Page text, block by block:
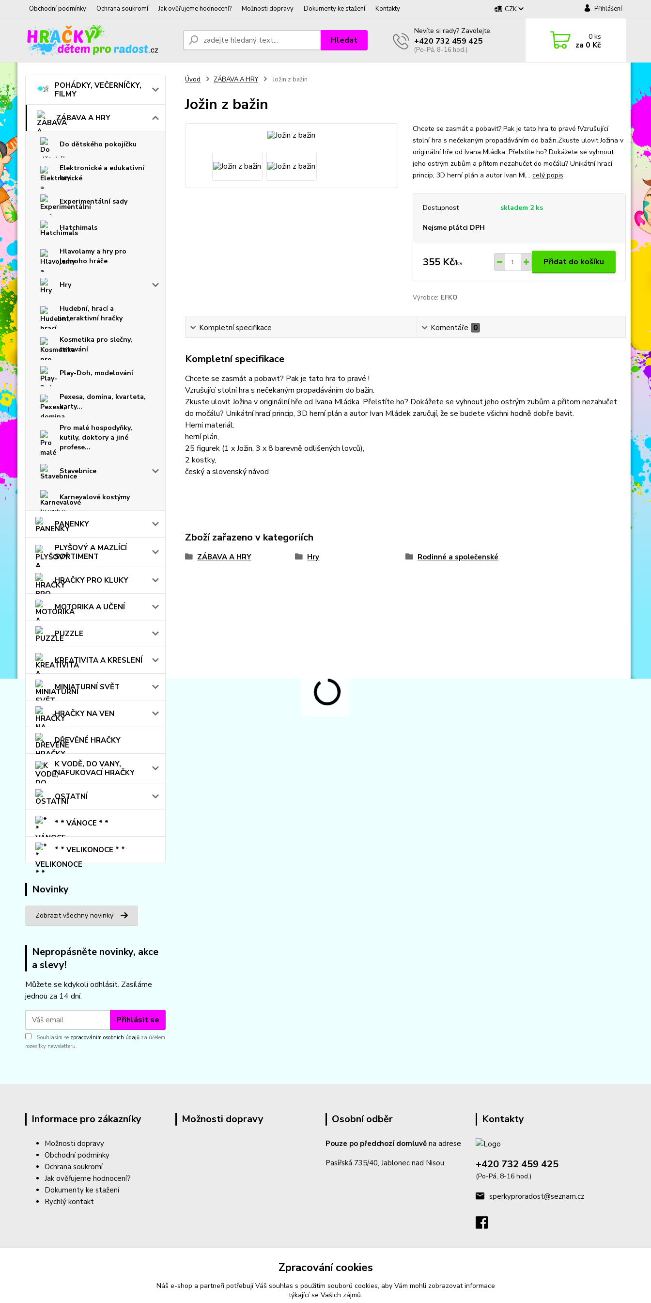
Obchodní podmínky Ochrana soukromí Jak ověřujeme hodnocení? Možnosti dopravy Dokumenty ke stažení Kontakty CZK Přihlášení
Hledat
Nevíte si rady? Zavolejte.
+420 732 459 425
(Po-Pá, 8-16 hod.)
0ks
za 0 Kč
POHÁDKY, VEČERNÍČKY,
FILMY
ZÁBAVA A HRY
Do dětského pokojíčku
Elektronické a edukativní
hry
Experimentální sady
Hatchimals
Hlavolamy a hry pro
jednoho hráče
Hry
Hudební, hrací a
interaktivní hračky
Kosmetika pro slečny,
tetování
Play-Doh, modelování
Pexesa, domina, kvarteta,
karty...
Pro malé hospodyňky,
kutily, doktory a jiné
profese...
Stavebnice
Karnevalové kostýmy
PANENKY
PLYŠOVÝ A MAZLÍCÍ
SORTIMENT
HRAČKY PRO KLUKY
MOTORIKA A UČENÍ
PUZZLE
KREATIVITA A KRESLENÍ
MINIATURNÍ SVĚT
HRAČKY NA VEN
DŘEVĚNÉ HRAČKY
K VODĚ, DO VANY,
NAFUKOVACÍ HRAČKY
OSTATNÍ
* * VÁNOCE * *
* * VELIKONOCE * *
Novinky
Zobrazit všechny novinky
Nepropásněte novinky, akce
a slevy!
Můžete se kdykoli odhlásit. Zasíláme
jednou za 14 dní.
Přihlásit se
Souhlasím se zpracováním osobních údajů za účelem
rozesílky newsletteru.
Úvod ZÁBAVA A HRY Jožin z bažin
Jožin z bažin
Chcete se zasmát a pobavit? Pak je tato hra to pravé !Vzrušující
stolní hra s nečekaným propadáváním do bažin.Zkuste ulovit Jožina v
originální hře od Ivana Mládka. Přelstíte ho? Dokážete se vyhnout
jeho ostrým zubům a přitom nezahučet do močálu? Unikátní hrací
princip, 3D herní plán a autor Ivan Ml... celý popis
Dostupnost skladem 2 ks
Nejsme plátci DPH
355 Kč/ks Přidat do košíku
Výrobce: EFKO
Kompletní specifikace Komentáře 0
Kompletní specifikace
Chcete se zasmát a pobavit? Pak je tato hra to pravé !
Vzrušující stolní hra s nečekaným propadáváním do bažin.
Zkuste ulovit Jožina v originální hře od Ivana Mládka. Přelstíte ho? Dokážete se vyhnout jeho ostrým zubům a přitom nezahučet
do močálu? Unikátní hrací princip, 3D herní plán a autor Ivan Mládek zaručují, že se budete všichni hodně dobře bavit.
Herní materiál:
herní plán,
25 figurek (1 x Jožin, 3 x 8 barevně odlišených lovců),
2 kostky,
český a slovenský návod
Zboží zařazeno v kategoriích
ZÁBAVA A HRY Hry Rodinné a společenské
Informace pro zákazníky
Možnosti dopravy
Obchodní podmínky
Ochrana soukromí
Jak ověřujeme hodnocení?
Dokumenty ke stažení
Rychlý kontakt
Možnosti dopravy Osobní odběr
Pouze po předchozí domluvě na adrese
Pasířská 735/40, Jablonec nad Nisou
Kontakty
+420 732 459 425
(Po-Pá, 8-16 hod.)
sperkyproradost@seznam.cz
Zpracování cookies
Náš e-shop a partneři potřebují Váš souhlas s použitím souborů cookies, aby Vám mohli zobrazovat informace
týkající se Vašich zájmů.